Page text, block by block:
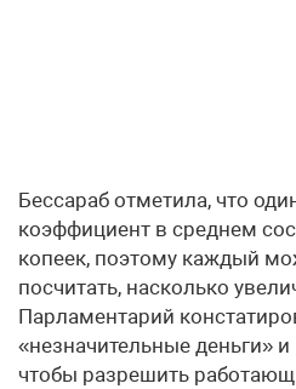
Бессараб отметила, что
коэффициент в среднем
копеек, поэтому каждый
посчитать, насколько
Парламентарий
«незначительные деньги»
чтобы разрешить